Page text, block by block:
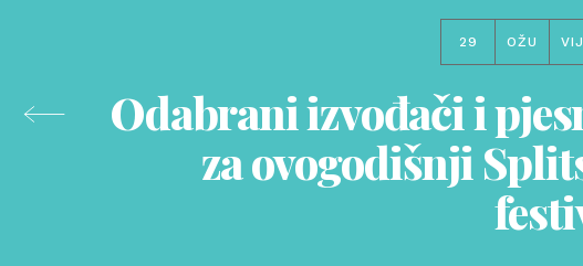
29 OŽU
Odabrani izvođači i
za ovogodišnji